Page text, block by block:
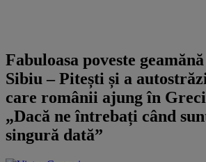
Fabuloasa poveste
Sibiu – Pitești și a
care românii ajung în
„Dacă ne întrebați când
singură dată”